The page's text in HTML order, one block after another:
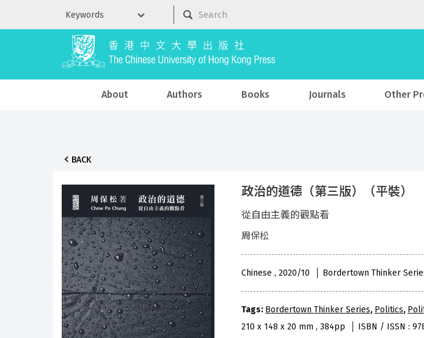
About Authors Books Journals Other
BACK
政治的道德（第三版）（平裝）
從自由主義的觀點看
周保松
Chinese , 2020/10 Bordertown Thinker
Tags: Bordertown Thinker Series, Politics,
210 x 148 x 20 mm , 384pp
ISBN / ISSN :